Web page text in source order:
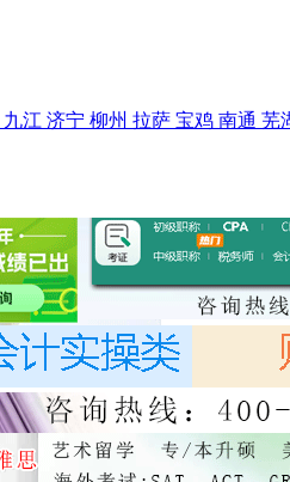
九江 济宁 柳州 拉萨 宝鸡 南通 芜